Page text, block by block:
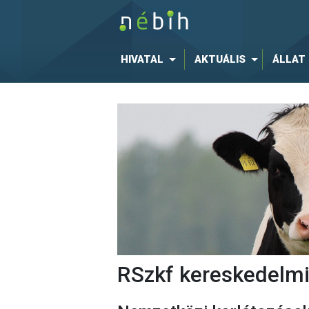
HIVATAL AKTUÁLIS ÁLLAT
RSzkf